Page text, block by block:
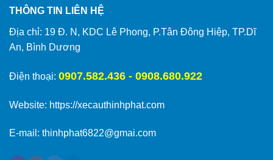
THÔNG TIN LIÊN HỆ
Địa chỉ: 19 Đ. N, KDC Lê Phong, P.Tân Đông Hiệp, TP.Dĩ
An, Bình Dương
Điện thoại: 0907.582.436 - 0908.680.922
Website: https://xecauthinhphat.com
E-mail: thinhphat6822@gmai.com